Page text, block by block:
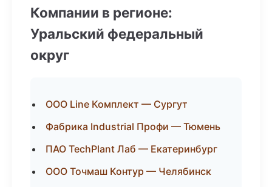
Компании в регионе:
Уральский федеральный
округ
ООО Line Комплект — Сургут
Фабрика Industrial Профи — Тюмень
ПАО TechPlant Лаб — Екатеринбург
ООО Точмаш Контур — Челябинск